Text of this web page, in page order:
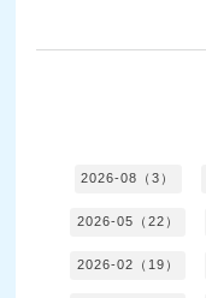
2026-08（3）
2026-05（22）
2026-02（19）